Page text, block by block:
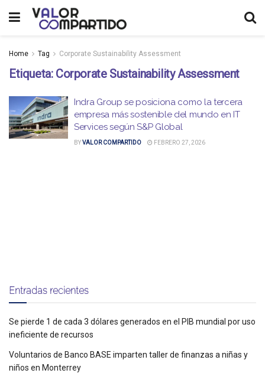
Home Tag Corporate Sustainability Assessment
Etiqueta: Corporate Sustainability Assessment
Indra Group se posiciona como la tercera
empresa más sostenible del mundo en IT
Services según S&P Global
BYVALOR COMPARTIDO FEBRERO 27, 2026
Entradas recientes
Se pierde 1 de cada 3 dólares generados en el PIB mundial por uso
ineficiente de recursos
Voluntarios de Banco BASE imparten taller de finanzas a niñas y
niños en Monterrey